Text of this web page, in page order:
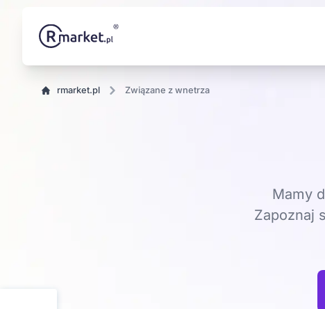
rmarket.pl Związane z wnetrza
Mamy
Zapoznaj